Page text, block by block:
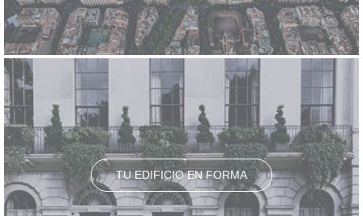
TU EDIFICIO EN FORMA